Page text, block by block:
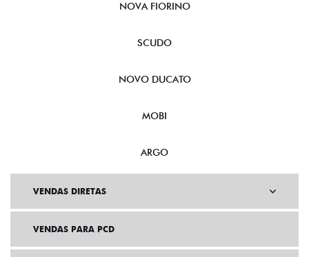
NOVA FIORINO
SCUDO
NOVO DUCATO
MOBI
ARGO
VENDAS DIRETAS
VENDAS PARA PCD